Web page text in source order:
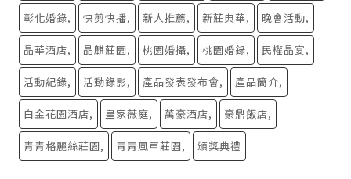
彰化婚錄 快剪快播 新人推薦 新莊典華 晚會活動
晶華酒店 晶麒莊園 桃園婚攝 桃園婚錄 民權晶宴
活動紀錄 活動錄影 產品發表發布會 產品簡介
白金花園酒店 皇家薇庭 萬豪酒店 豪鼎飯店
青青格麗絲莊園 青青風車莊園 頒獎典禮